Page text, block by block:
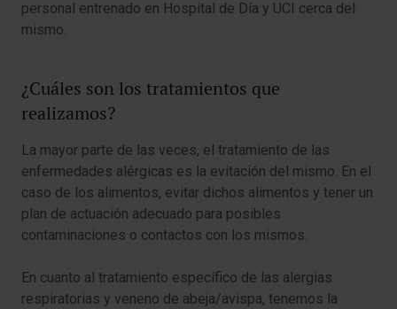
personal entrenado en Hospital de Día y UCI cerca del
mismo.
¿Cuáles son los tratamientos que
realizamos?
La mayor parte de las veces, el tratamiento de las
enfermedades alérgicas es la evitación del mismo. En el
caso de los alimentos, evitar dichos alimentos y tener un
plan de actuación adecuado para posibles
contaminaciones o contactos con los mismos.
En cuanto al tratamiento específico de las alergias
respiratorias y veneno de abeja/avispa, tenemos la